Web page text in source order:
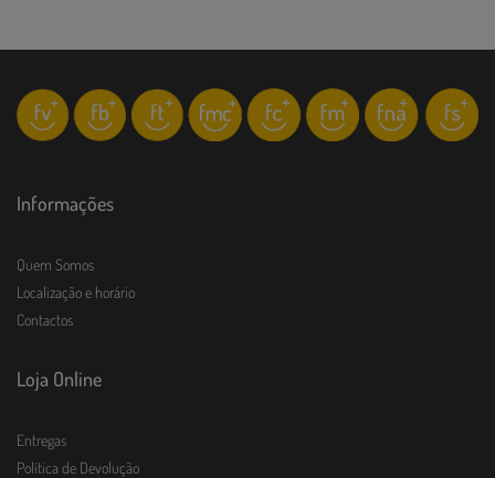
Informações
Quem Somos
Localização e horário
Contactos
Loja Online
Entregas
Política de Devolução